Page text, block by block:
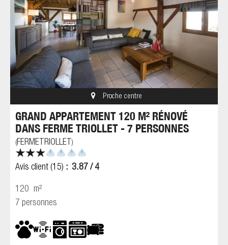
Proche centre
GRAND APPARTEMENT 120 M² RÉNOVÉ
DANS FERME TRIOLLET - 7 PERSONNES
(FERMETRIOLLET )
Avis client (15) 3.87 / 4
120 m²
7 personnes